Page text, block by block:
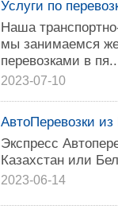
Услуги по
Наша
мы занимаемся
перевозками в
2023-07-10
АвтоПеревозки
Экспресс
Казахстан или
2023-06-14